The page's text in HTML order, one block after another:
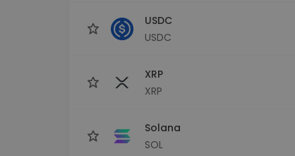
USDC
USDC
XRP
XRP
Solana
SOL